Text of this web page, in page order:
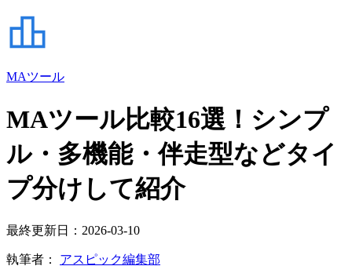
MAツール
MAツール比較16選！シンプ
ル・多機能・伴走型などタイ
プ分けして紹介
最終更新日：2026-03-10
執筆者： アスピック編集部